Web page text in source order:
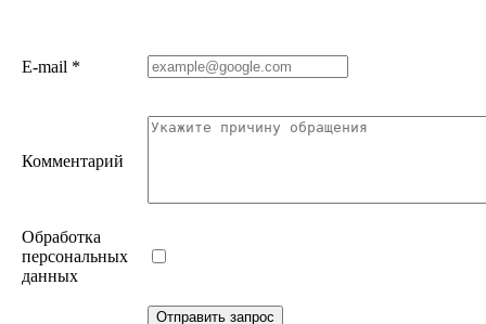
E-mail *
Комментарий
Обработка
персональных
данных